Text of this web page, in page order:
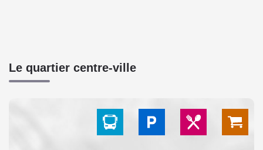
Le quartier centre-ville